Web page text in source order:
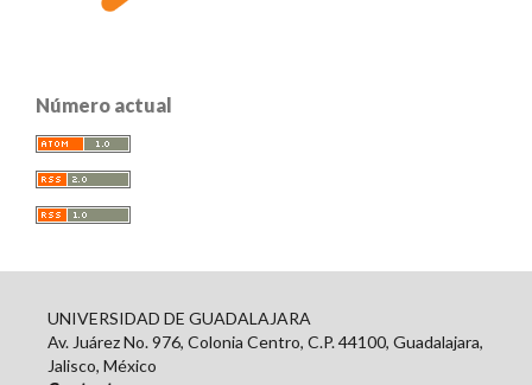
Número actual
UNIVERSIDAD DE GUADALAJARA
Av. Juárez No. 976, Colonia Centro, C.P. 44100, Guadalajara,
Jalisco, México